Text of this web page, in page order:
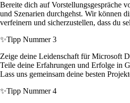
Bereite dich auf Vorstellungsgespräche
und Szenarien durchgehst. Wir können
verfeinern und sicherzustellen, dass du
✨Tipp Nummer 3
Zeige deine Leidenschaft für Microsoft
Teile deine Erfahrungen und Erfolge in
Lass uns gemeinsam deine besten
✨Tipp Nummer 4